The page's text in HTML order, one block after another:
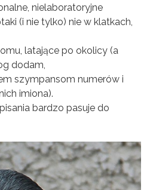
nielaboratoryjne
(i nie tylko) nie w klatkach,
latające po okolicy (a
dodam,
szympansom numerów i
imiona).
bardzo pasuje do